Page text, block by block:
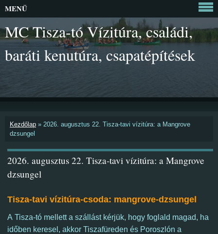
MC Tisza-tó Vízitúra, családi,
baráti kenutúra, csapatépítések
Kezdőlap » 2026. augusztus 22. Tisza-tavi vízitúra: a Mangrove
dzsungel
2026. augusztus 22. Tisza-tavi vízitúra: a Mangrove
dzsungel
Tisza-tavi vízitúra-csoda: mangrove-dzsungel
A Tisza-tó mellett a szállást kérjük, hogy foglald magad, ha
időben keresel, akkor Tiszafüreden és Poroszlón a
MENÜ